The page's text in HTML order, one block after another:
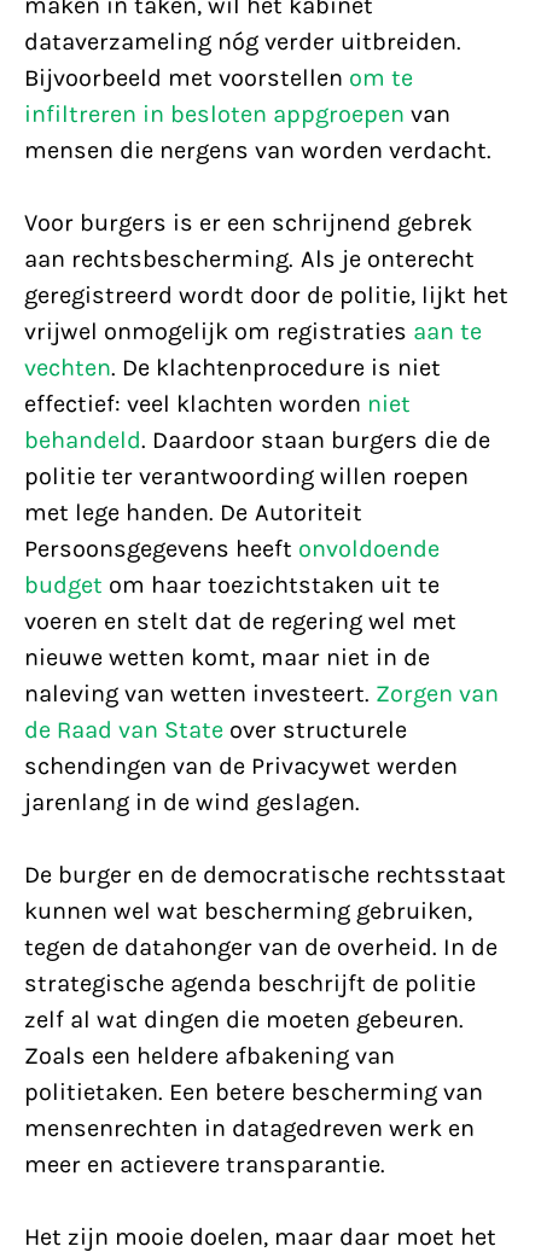
dataverzameling nóg verder uitbreiden.
Bijvoorbeeld met voorstellen om te
infiltreren in besloten appgroepen van
mensen die nergens van worden verdacht.
Voor burgers is er een schrijnend gebrek
aan rechtsbescherming. Als je onterecht
geregistreerd wordt door de politie, lijkt het
vrijwel onmogelijk om registraties aan te
vechten. De klachtenprocedure is niet
effectief: veel klachten worden niet
behandeld. Daardoor staan burgers die de
politie ter verantwoording willen roepen
met lege handen. De Autoriteit
Persoonsgegevens heeft onvoldoende
budget om haar toezichtstaken uit te
voeren en stelt dat de regering wel met
nieuwe wetten komt, maar niet in de
naleving van wetten investeert. Zorgen van
de Raad van State over structurele
schendingen van de Privacywet werden
jarenlang in de wind geslagen.
De burger en de democratische rechtsstaat
kunnen wel wat bescherming gebruiken,
tegen de datahonger van de overheid. In de
strategische agenda beschrijft de politie
zelf al wat dingen die moeten gebeuren.
Zoals een heldere afbakening van
politietaken. Een betere bescherming van
mensenrechten in datagedreven werk en
meer en actievere transparantie.
Het zijn mooie doelen, maar daar moet het